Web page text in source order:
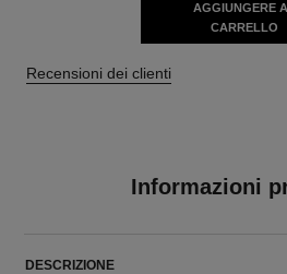
AGGIUNGERE
CARRELLO
Recensioni dei clienti
Informazioni
DESCRIZIONE